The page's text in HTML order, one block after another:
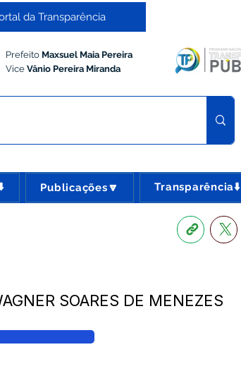
da Transparência
Prefeito Maxsuel Maia Pereira
Vice Vânio Pereira Miranda
Publicações🔽 Transparência⬇️
SOARES DE MENEZES